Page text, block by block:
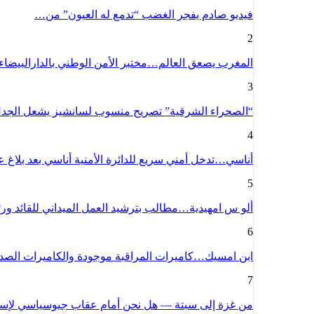
فيديو صادم يفجر الغضب “تدمع له العيون” من…
2
المغرب يصعق العالم…مختبر الأمن الوطني
3
“الصحراء الشرقية” تصريح منسوب لسانشيز يشعل
4
أناسي…تدخل أمني سريع للدائرة الأمنية أناسي بعد
5
ألو س امهيدية…مطالب بترشيد العمل الميداني للقائد
6
ابن امسيك…كاميرات المراقبة موجودة والكاميرات
7
من غزة إلى سبتة — هل نحن أمام عقاب جيوسياسي